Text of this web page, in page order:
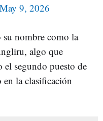
May 9, 2026
su nombre como la
algo que
el segundo puesto de
la clasificación